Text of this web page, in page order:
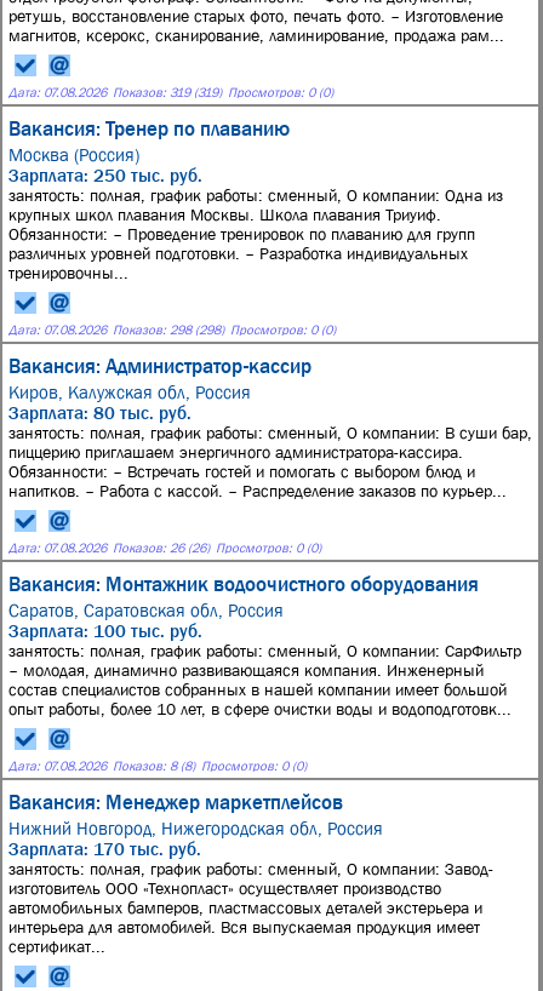
ретушь, восстановление старых фото, печать фото. – Изготовление
магнитов, ксерокс, сканирование, ламинирование, продажа рам...
Дата: 07.08.2026 Показов: 319 (319) Просмотров: 0 (0)
Вакансия: Тренер по плаванию
Москва (Россия)
Зарплата: 250 тыс. руб.
занятость: полная, график работы: сменный, О компании: Одна из
крупных школ плавания Москвы. Школа плавания Триуиф.
Обязанности: – Проведение тренировок по плаванию для групп
различных уровней подготовки. – Разработка индивидуальных
тренировочны...
Дата: 07.08.2026 Показов: 298 (298) Просмотров: 0 (0)
Вакансия: Администратор-кассир
Киров, Калужская обл, Россия
Зарплата: 80 тыс. руб.
занятость: полная, график работы: сменный, О компании: В суши бар,
пиццерию приглашаем энергичного администратора-кассира.
Обязанности: – Встречать гостей и помогать с выбором блюд и
напитков. – Работа с кассой. – Распределение заказов по курьер...
Дата: 07.08.2026 Показов: 26 (26) Просмотров: 0 (0)
Вакансия: Монтажник водоочистного оборудования
Саратов, Саратовская обл, Россия
Зарплата: 100 тыс. руб.
занятость: полная, график работы: сменный, О компании: СарФильтр
– молодая, динамично развивающаяся компания. Инженерный
состав специалистов собранных в нашей компании имеет большой
опыт работы, более 10 лет, в сфере очистки воды и водоподготовк...
Дата: 07.08.2026 Показов: 8 (8) Просмотров: 0 (0)
Вакансия: Менеджер маркетплейсов
Нижний Новгород, Нижегородская обл, Россия
Зарплата: 170 тыс. руб.
занятость: полная, график работы: сменный, О компании: Завод-
изготовитель ООО «Технопласт» осуществляет производство
автомобильных бамперов, пластмассовых деталей экстерьера и
интерьера для автомобилей. Вся выпускаемая продукция имеет
сертификат...